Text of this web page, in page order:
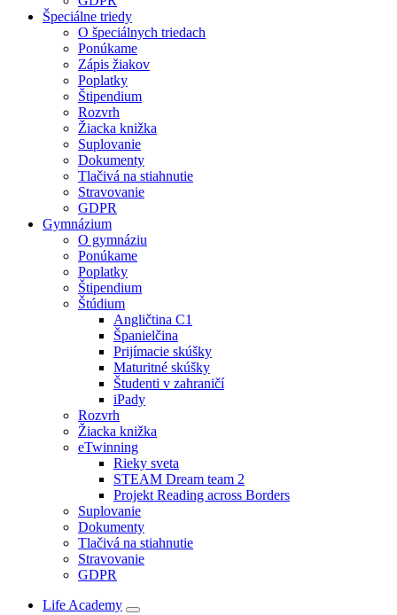
Špeciálne triedy
O špeciálnych triedach
Ponúkame
Zápis žiakov
Poplatky
Štipendium
Rozvrh
Žiacka knižka
Suplovanie
Dokumenty
Tlačivá na stiahnutie
Stravovanie
GDPR
Gymnázium
O gymnáziu
Ponúkame
Poplatky
Štipendium
Štúdium
Angličtina C1
Španielčina
Prijímacie skúšky
Maturitné skúšky
Študenti v zahraničí
iPady
Rozvrh
Žiacka knižka
eTwinning
Rieky sveta
STEAM Dream team 2
Projekt Reading across Borders
Suplovanie
Dokumenty
Tlačivá na stiahnutie
Stravovanie
GDPR
Life Academy